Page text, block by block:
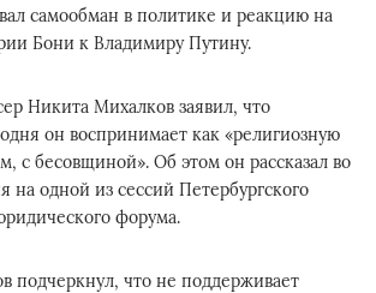
самообман в политике и реакцию на
Бони к Владимиру Путину.
Никита Михалков заявил, что
он воспринимает как «религиозную
с бесовщиной». Об этом он рассказал во
на одной из сессий Петербургского
форума.
подчеркнул, что не поддерживает